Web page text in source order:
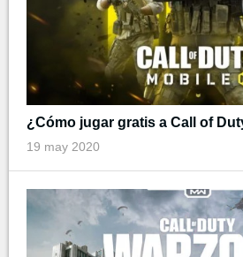
¿Cómo jugar gratis a Call of
19 may 2020